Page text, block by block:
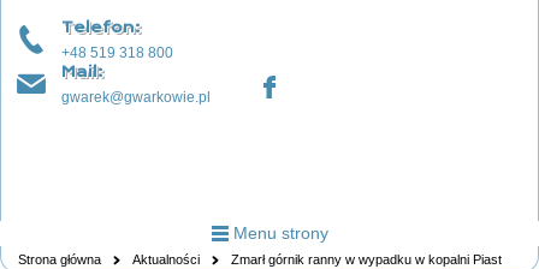
Telefon:
+48 519 318 800
Mail:
gwarek@gwarkowie.pl
Menu strony
Strona główna Aktualności Zmarł górnik ranny w wypadku w kopalni Piast